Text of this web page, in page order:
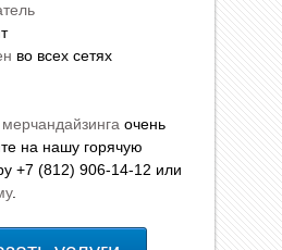
во всех сетях
мерчандайзинга очень
на нашу горячую
+7 (812) 906-14-12 или
.